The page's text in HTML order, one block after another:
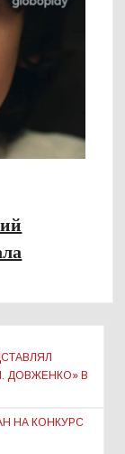
ДОВЖЕНКО» В
НА КОНКУРС